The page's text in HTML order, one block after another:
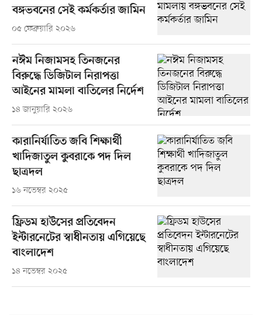
বঙ্গভবনের সেই কর্মকর্তার জামিন
০৫ ফেব্রুয়ারি ২০২৬
নঈম নিজামসহ তিনজনের
বিরুদ্ধে ডিজিটাল নিরাপত্তা
আইনের মামলা বাতিলের নির্দেশ
১৪ জানুয়ারি ২০২৬
কারানির্যাতিত জবি শিক্ষার্থী
খাদিজাতুল কুবরাকে পদ দিল
ছাত্রদল
১৬ নভেম্বর ২০২৫
ফ্রিডম হাউসের প্রতিবেদন
ইন্টারনেটের স্বাধীনতায় এগিয়েছে
বাংলাদেশ
১৪ নভেম্বর ২০২৫